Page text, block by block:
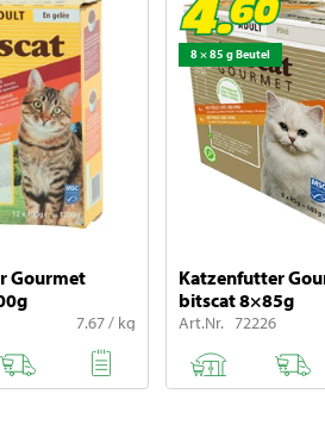
Gourmet
7.67 / kg
8 × 85 g Beutel
Katzenfutter
bitscat 8×85g
Art.Nr. 72226